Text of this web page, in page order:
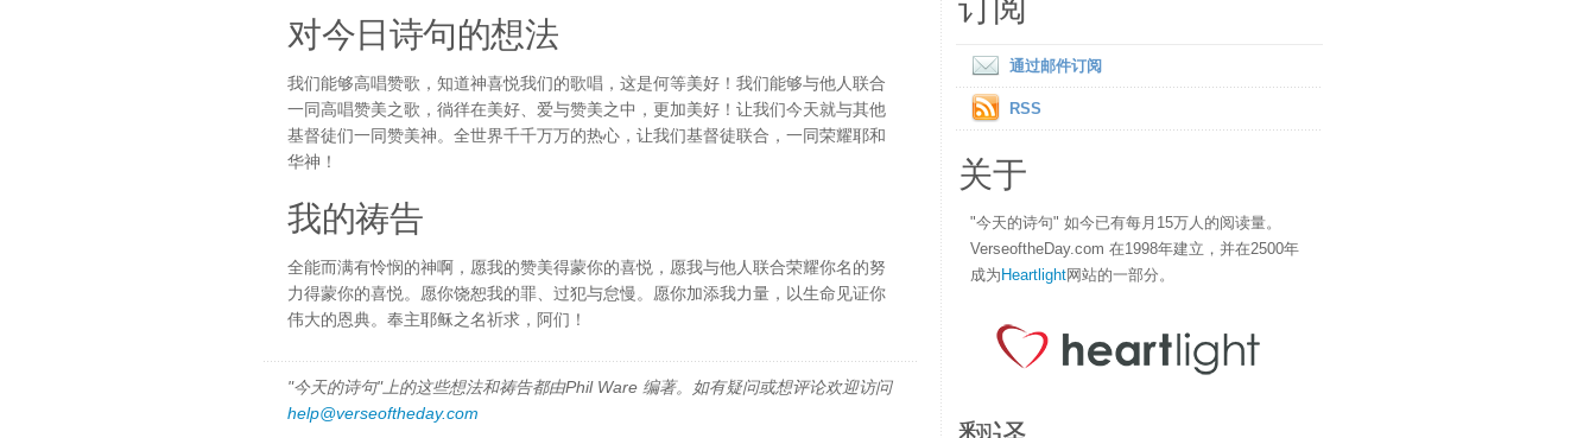
对今日诗句的想法
我们能够高唱赞歌，知道神喜悦我们的歌唱，这是何等美好！我们能够与他人联合
一同高唱赞美之歌，徜徉在美好、爱与赞美之中，更加美好！让我们今天就与其他
基督徒们一同赞美神。全世界千千万万的热心，让我们基督徒联合，一同荣耀耶和
华神！
我的祷告
全能而满有怜悯的神啊，愿我的赞美得蒙你的喜悦，愿我与他人联合荣耀你名的努
力得蒙你的喜悦。愿你饶恕我的罪、过犯与怠慢。愿你加添我力量，以生命见证你
伟大的恩典。奉主耶稣之名祈求，阿们！
"今天的诗句"上的这些想法和祷告都由Phil Ware 编著。如有疑问或想评论欢迎访问
help@verseoftheday.com
通过邮件订阅
RSS
关于
"今天的诗句" 如今已有每月15万人的阅读量。
VerseoftheDay.com 在1998年建立，并在2500年
成为 Heartlight网站的一部分。